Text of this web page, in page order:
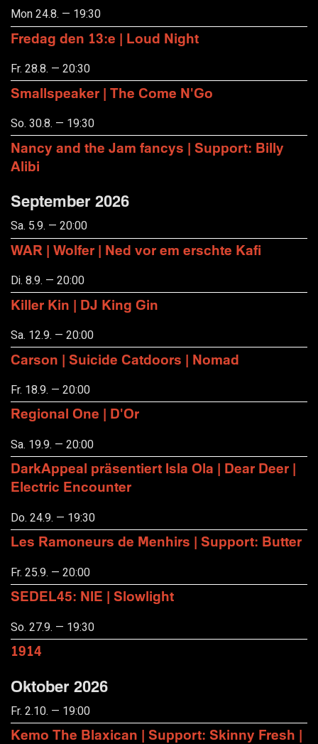
Mon 24.8. — 19:30
Fredag den 13:e | Loud Night
Fr. 28.8. — 20:30
Smallspeaker | The Come N'Go
So. 30.8. — 19:30
Nancy and the Jam fancys | Support: Billy
Alibi
September 2026
Sa. 5.9. — 20:00
WAR | Wolfer | Ned vor em erschte Kafi
Di. 8.9. — 20:00
Killer Kin | DJ King Gin
Sa. 12.9. — 20:00
Carson | Suicide Catdoors | Nomad
Fr. 18.9. — 20:00
Regional One | D'Or
Sa. 19.9. — 20:00
DarkAppeal präsentiert Isla Ola | Dear Deer |
Electric Encounter
Do. 24.9. — 19:30
Les Ramoneurs de Menhirs | Support: Butter
Fr. 25.9. — 20:00
SEDEL45: NIE | Slowlight
So. 27.9. — 19:30
1914
Oktober 2026
Fr. 2.10. — 19:00
Kemo The Blaxican | Support: Skinny Fresh |